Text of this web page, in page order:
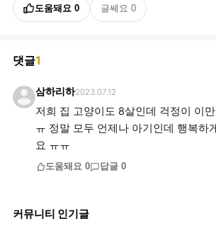
도움돼요 0 글쎄요 0
댓글1
삼하리하2023.07.12
저희 집 고양이도 8살인데 걱정이 이
ㅠ 정말 모두 언제나 아기인데 행복하
요 ㅠㅠ
도움돼요 0 답글 0
커뮤니티 인기글